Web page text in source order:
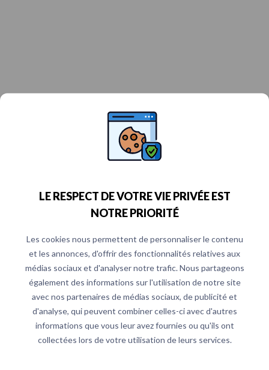
LE RESPECT DE VOTRE VIE PRIVÉE EST
NOTRE PRIORITÉ
Les cookies nous permettent de personnaliser le contenu
et les annonces, d'offrir des fonctionnalités relatives aux
médias sociaux et d'analyser notre trafic. Nous partageons
également des informations sur l'utilisation de notre site
avec nos partenaires de médias sociaux, de publicité et
d'analyse, qui peuvent combiner celles-ci avec d'autres
informations que vous leur avez fournies ou qu'ils ont
collectées lors de votre utilisation de leurs services.